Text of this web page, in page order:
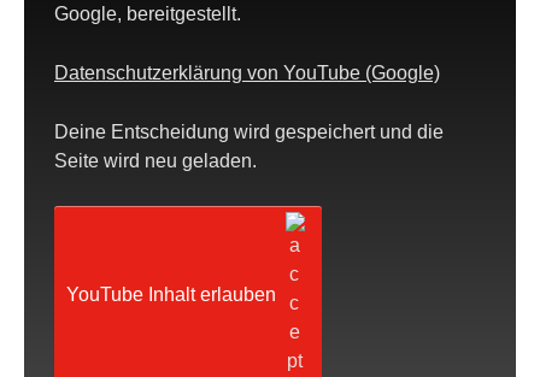
Google, bereitgestellt.
Datenschutzerklärung von YouTube (Google)
Deine Entscheidung wird gespeichert und die
Seite wird neu geladen.
YouTube Inhalt erlauben